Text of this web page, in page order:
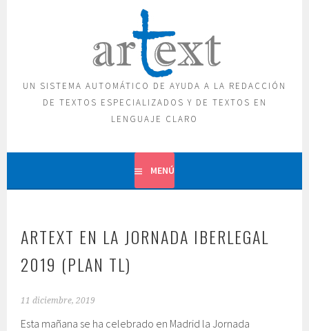
UN SISTEMA AUTOMÁTICO DE AYUDA A LA REDACCIÓN
DE TEXTOS ESPECIALIZADOS Y DE TEXTOS EN
LENGUAJE CLARO
MENÚ
ARTEXT EN LA JORNADA IBERLEGAL
2019 (PLAN TL)
11 diciembre, 2019
Esta mañana se ha celebrado en Madrid la Jornada